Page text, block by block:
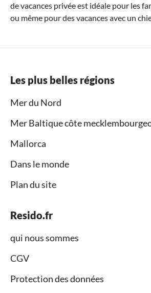
de vacances privée est idéale pour les
ou même pour des vacances avec un
Les plus belles régions
Mer du Nord
Mer Baltique côte
Mallorca
Dans le monde
Plan du site
Resido.fr
qui nous sommes
CGV
Protection des données